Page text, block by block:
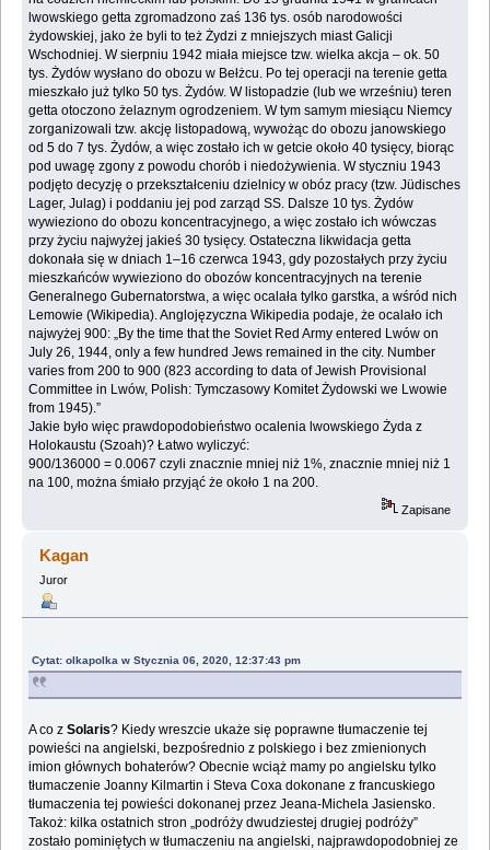
lwowskiego getta zgromadzono zaś 136 tys. osób narodowości
‎żydowskiej, jako że byli to też Żydzi z mniejszych miast Galicji
Wschodniej. W sierpniu 1942 ‎miała miejsce tzw. wielka akcja – ok. 50
tys. Żydów wysłano do obozu w Bełżcu. Po tej operacji ‎na terenie getta
mieszkało już tylko 50 tys. Żydów. W listopadzie (lub we wrześniu) teren
getta ‎otoczono żelaznym ogrodzeniem. W tym samym miesiącu Niemcy
zorganizowali tzw. akcję ‎listopadową, wywożąc do obozu janowskiego
od 5 do 7 tys. Żydów, a więc zostało ich w getcie ‎około 40 tysięcy, biorąc
pod uwagę zgony z powodu chorób i niedożywienia. W styczniu 1943
‎podjęto decyzję o przekształceniu dzielnicy w obóz pracy (tzw. Jüdisches
Lager, Julag) i ‎poddaniu jej pod zarząd SS. Dalsze 10 tys. Żydów
wywieziono do obozu koncentracyjnego, a ‎więc zostało ich wówczas
przy życiu najwyżej jakieś 30 tysięcy. Ostateczna likwidacja getta
‎dokonała się w dniach 1–16 czerwca 1943, gdy pozostałych przy życiu
mieszkańców ‎wywieziono do obozów koncentracyjnych na terenie
Generalnego Gubernatorstwa, a więc ‎ocalała tylko garstka, a wśród nich
Lemowie (Wikipedia). Anglojęzyczna Wikipedia podaje, że ‎ocalało ich
najwyżej 900: „By the time that the Soviet Red Army entered Lwów on
July 26, ‎‎1944, only a few hundred Jews remained in the city. Number
varies from 200 to 900 (823 ‎according to data of Jewish Provisional
Committee in Lwów, Polish: Tymczasowy Komitet ‎Żydowski we Lwowie
from 1945).”‎
Jakie było więc prawdopodobieństwo ocalenia lwowskiego Żyda z
Holokaustu (Szoah)? Łatwo ‎wyliczyć:‎
‎900/136000 = 0.0067 czyli znacznie mniej niż 1%, znacznie mniej niż 1
na 100, można śmiało ‎przyjąć że około 1 na 200.‎
Zapisane
Kagan
Juror
Cytat: olkapolka w Stycznia 06, 2020, 12:37:43 pm
A co z Solaris? Kiedy wreszcie ukaże się poprawne tłumaczenie tej
powieści na angielski, ‎bezpośrednio z polskiego i bez zmienionych
imion głównych bohaterów? Obecnie wciąż mamy ‎po angielsku tylko
tłumaczenie Joanny Kilmartin i Steva Coxa dokonane z francuskiego
‎tłumaczenia tej powieści dokonanej przez Jeana-Michela Jasiensko.‎
Takoż: kilka ostatnich stron „podróży dwudziestej drugiej podróży”
zostało pominiętych w ‎tłumaczeniu na angielski, najprawdopodobniej ze